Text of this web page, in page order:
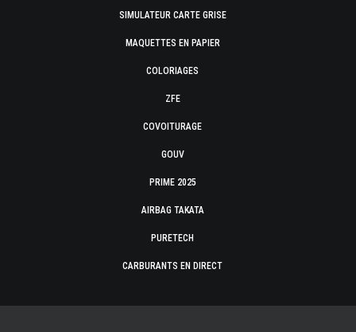
SIMULATEUR CARTE GRISE
MAQUETTES EN PAPIER
COLORIAGES
ZFE
COVOITURAGE
GOUV
PRIME 2025
AIRBAG TAKATA
PURETECH
CARBURANTS EN DIRECT